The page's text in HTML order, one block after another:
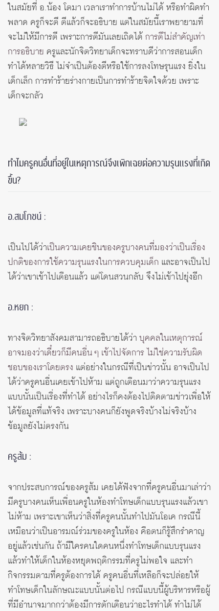
ในสมัยที่ อ.น้อง โตมา เวลาเราทำการบ้านไม่ได้ หรือทำผิดทำ
พลาด ครูก็จะตี ตีแล้วก็จะอธิบาย แต่ในสมัยนี้เราพยายามที่
จะไม่ให้มีการตี เพราะการตีมันเลยเถิดได้ การตีไม่สำคัญเท่า
การอธิบาย ครูและนักจิตวิทยาเด็กจะทราบดีว่าการสอนเด็ก
ทำได้หลายวิธี ไม่จำเป็นต้องตีหรือใช้การลงโทษรุนแรง ยิ่งใน
เด็กเล็ก การทำร้ายร่างกายเป็นการทำร้ายจิตใจด้วย เพราะ
เด็กจะกลัว
ทำไมครูคนอื่นที่อยู่ในเหตุการณ์จึงเพิกเฉยต่อความรุนแรงที่เกิด
ขึ้น?
อ.สมโภชน์ :
เป็นไปได้ว่าเป็นความเคยชินของครูบางคนที่มองว่าเป็นเรื่อง
ปกติของการใช้ความรุนแรงในการควบคุมเด็ก และอาจเป็นไป
ได้ว่าเขาเข้าไปเตือนแล้ว แต่โดนสวนกลับ จึงไม่เข้าไปยุ่งอีก
อ.หยก :
ทางจิตวิทยาสังคมสามารถอธิบายได้ว่า บุคคลในเหตุการณ์
อาจมองว่าเดี๋ยวก็มีคนอื่น ๆ เข้าไปจัดการ ไม่ใช่ความรับผิด
ชอบของเราโดยตรง แต่อย่างในกรณีที่เป็นข่าวนั้น อาจเป็นไป
ได้ว่าครูคนอื่นเคยเข้าไปห้าม แต่ถูกเตือนมาว่าความรุนแรง
แบบนั้นเป็นเรื่องที่ทำได้ อย่างไรก็คงต้องไปติดตามข่าวเพื่อให้
ได้ข้อมูลที่แท้จริง เพราะบางคนก็ยังพูดจริงบ้างไม่จริงบ้าง
ข้อมูลยังไม่ตรงกัน
ครูส้ม :
จากประสบการณ์ของครูส้ม เคยได้ฟังจากที่ครูคนอื่นมาเล่าว่า
มีครูบางคนเห็นเพื่อนครูในห้องทำโทษเด็กแบบรุนแรงแล้วเขา
ไม่ห้าม เพราะเขาเห็นว่าสิ่งที่ครูคนนั้นทำไปมันโอเค กรณีนี้
เหมือนว่าเป็นอารมณ์ร่วมของครูในห้อง คือตนก็รู้สึกรำคาญ
อยู่แล้วเช่นกัน ถ้ามีใครคนใดคนหนึ่งทำโทษเด็กแบบรุนแรง
แล้วทำให้เด็กในห้องหยุดพฤติกรรมที่ครูไม่พอใจ และทำ
กิจกรรมตามที่ครูต้องการได้ ครูคนอื่นที่เหลือก็จะปล่อยให้
ทำโทษเด็กในลักษณะแบบนั้นต่อไป กรณีแบบนี้ผู้บริหารหรือผู้
ที่มีอำนาจมากกว่าต้องมีการตักเตือนว่าอะไรทำได้ ทำไม่ได้